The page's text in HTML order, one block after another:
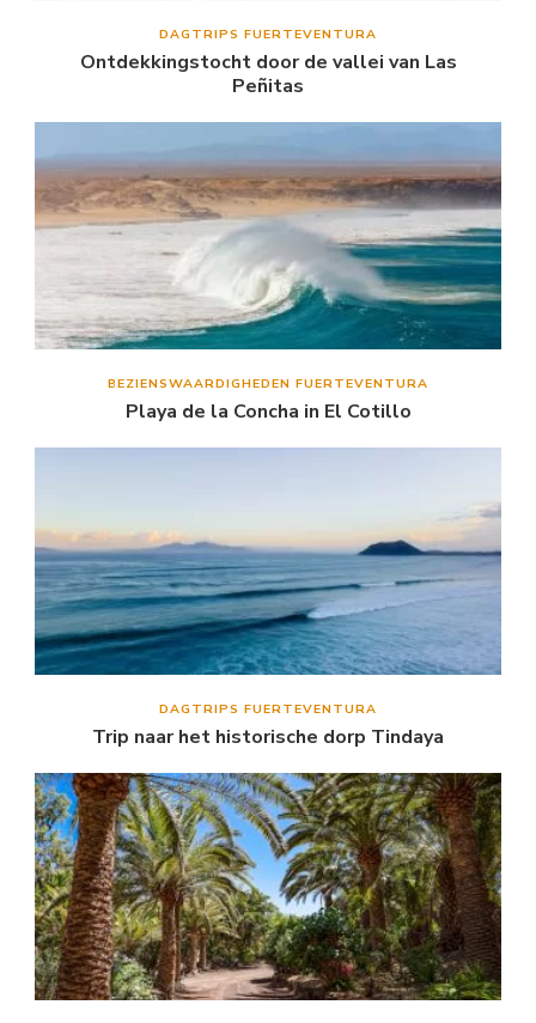
DAGTRIPS FUERTEVENTURA
Ontdekkingstocht door de vallei van Las
Peñitas
BEZIENSWAARDIGHEDEN FUERTEVENTURA
Playa de la Concha in El Cotillo
DAGTRIPS FUERTEVENTURA
Trip naar het historische dorp Tindaya